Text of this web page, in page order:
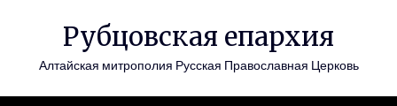
Рубцовская епархия
Алтайская митрополия Русская Православная Церковь